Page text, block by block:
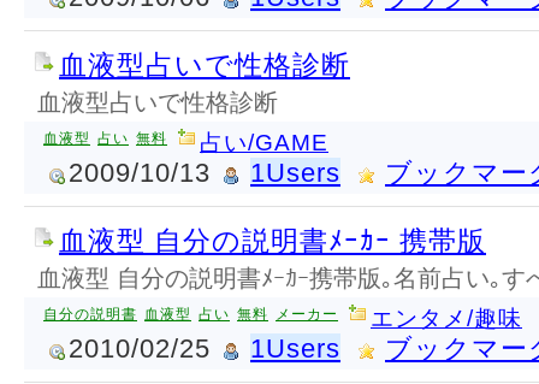
血液型占いで性格診断
血液型占いで性格診断
血液型 占い 無料 占い/GAME
2009/10/13 1Users ブックマー
血液型 自分の説明書ﾒｰｶｰ 携帯版
血液型 自分の説明書ﾒｰｶｰ携帯版｡名前占い｡す
自分の説明書 血液型 占い 無料 メーカー エンタメ/趣味
2010/02/25 1Users ブックマー